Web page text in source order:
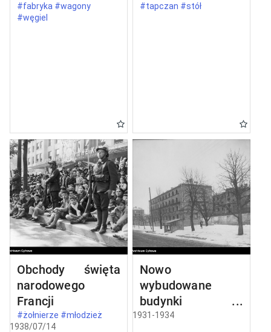
#fabryka #wagony
#węgiel
#tapczan #stół
Obchody święta
narodowego
Francji
#żołnierze #młodzież
1938/07/14
Nowo
wybudowane
budynki w
Częstochowie
1931-1934